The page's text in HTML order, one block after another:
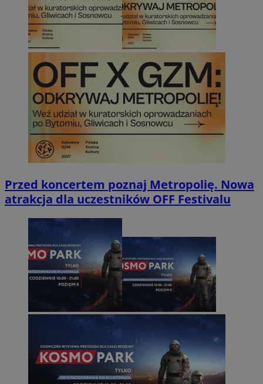
Przed koncertem poznaj Metropolię. Nowa
atrakcja dla uczestników OFF Festivalu